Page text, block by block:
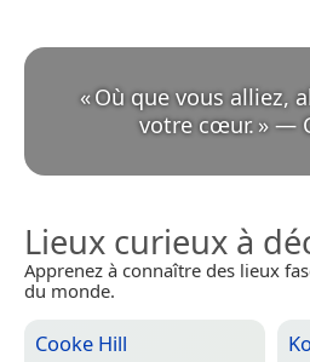
«Où que vous alliez,
votre cœur. » —
Lieux curieux à
Apprenez à connaître des lieux
du monde.
Cooke Hill